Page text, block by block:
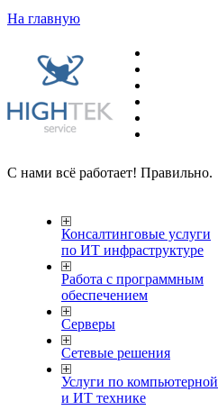
На главную
С нами всё работает! Правильно.
Консалтинговые услуги
по ИТ инфраструктуре
Работа с программным
обеспечением
Серверы
Сетевые решения
Услуги по компьютерной
и ИТ технике